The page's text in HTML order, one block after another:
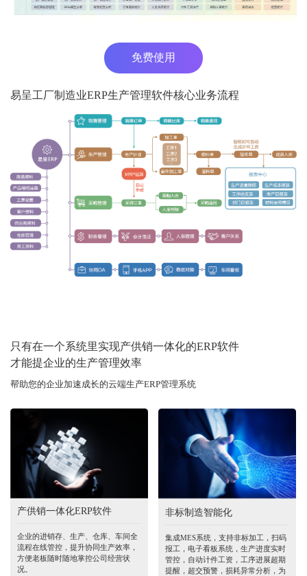
免费使用
易呈工厂制造业ERP生产管理软件核心业务流程
只有在一个系统里实现产供销一体化的ERP软件
才能提企业的生产管理效率
帮助您的企业加速成长的云端生产ERP管理系统
产供销一体化ERP软件
企业的进销存、生产、仓库、车间全
流程在线管控，提升协同生产效率，
方便老板随时随地掌控公司经营状
况。
非标制造智能化
集成MES系统，支持非标加工，扫码
报工，电子看板系统，生产进度实时
管控，自动计件工资，工序进展超期
提醒，超交预警，损耗异常分析，为